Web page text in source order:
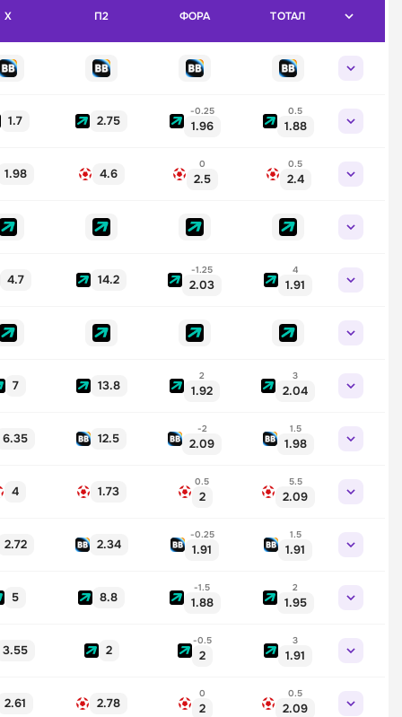
X П2 ФОРА ТОТАЛ
1.7 2.75
-0.25
1.96
0.5
1.88
1.98 4.6
0
2.5
0.5
2.4
4.7 14.2
-1.25
2.03
4
1.91
7 13.8
2
1.92
3
2.04
6.35 12.5
-2
2.09
1.5
1.98
4 1.73
0.5
2
5.5
2.09
2.72 2.34
-0.25
1.91
1.5
1.91
5 8.8
-1.5
1.88
2
1.95
3.55 2
-0.5
2
3
1.91
2.61 2.78
0
2
0.5
2.09